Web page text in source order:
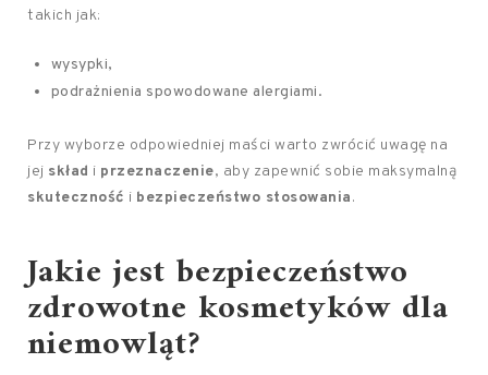
takich jak:
wysypki,
podrażnienia spowodowane alergiami.
Przy wyborze odpowiedniej maści warto zwrócić uwagę na
jej skład i przeznaczenie, aby zapewnić sobie maksymalną
skuteczność i bezpieczeństwo stosowania.
Jakie jest bezpieczeństwo
zdrowotne kosmetyków dla
niemowląt?